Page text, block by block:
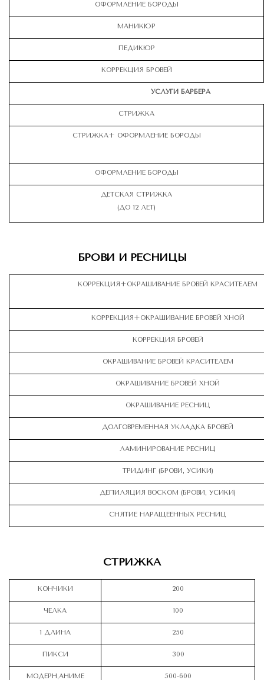
ОФОРМЛЕНИЕ БОРОДЫ
МАНИКЮР
ПЕДИКЮР
КОРРЕКЦИЯ БРОВЕЙ
УСЛУГИ БАРБЕРА
СТРИЖКА
СТРИЖКА+ ОФОРМЛЕНИЕ БОРОДЫ
ОФОРМЛЕНИЕ БОРОДЫ­
ДЕТСКАЯ СТРИЖКА
(ДО 12 ЛЕТ)
БРОВИ И РЕСНИЦЫ
КОРРЕКЦИЯ+ОКРАШИВАНИЕ БРОВЕЙ КРАСИТЕЛЕМ
КОРРЕКЦИЯ+ОКРАШИВАНИЕ БРОВЕЙ ХНОЙ
КОРРЕКЦИЯ БРОВЕЙ
ОКРАШИВАНИЕ БРОВЕЙ КРАСИТЕЛЕМ
ОКРАШИВАНИЕ БРОВЕЙ ХНОЙ
ОКРАШИВАНИЕ РЕСНИЦ
ДОЛГОВРЕМЕННАЯ УКЛАДКА БРОВЕЙ
ЛАМИНИРОВАНИЕ РЕСНИЦ
ТРИДИНГ (БРОВИ, УСИКИ)
ДЕПИЛЯЦИЯ ВОСКОМ (БРОВИ, УСИКИ)
СНЯТИЕ НАРАЩЕЕННЫХ РЕСНИЦ
СТРИЖКА
КОНЧИКИ 200
ЧЕЛКА 100
1 ДЛИНА 250
ПИКСИ 300
МОДЕРН,АНИМЕ 500-600